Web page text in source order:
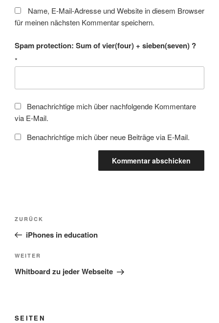
Name, E-Mail-Adresse und Website in diesem Browser
für meinen nächsten Kommentar speichern.
Spam protection: Sum of vier(four) + sieben(seven) ?
*
Benachrichtige mich über nachfolgende Kommentare
via E-Mail.
Benachrichtige mich über neue Beiträge via E-Mail.
Beitragsnavigation
Vorheriger
Beitrag
ZURÜCK
iPhones in education
Nächster
Beitrag
WEITER
Whitboard zu jeder Webseite
SEITEN